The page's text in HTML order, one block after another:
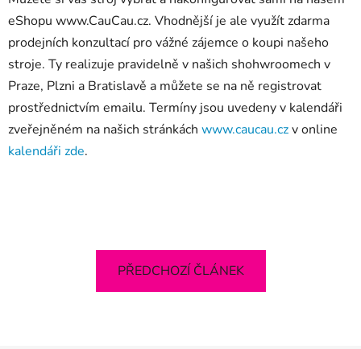
eShopu www.CauCau.cz. Vhodnější je ale využít zdarma
prodejních konzultací pro vážné zájemce o koupi našeho
stroje. Ty realizuje pravidelně v našich shohwroomech v
Praze, Plzni a Bratislavě a můžete se na ně registrovat
prostřednictvím emailu. Termíny jsou uvedeny v kalendáři
zveřejněném na našich stránkách www.caucau.czv online
kalendáři zde.
PŘEDCHOZÍ ČLÁNEK